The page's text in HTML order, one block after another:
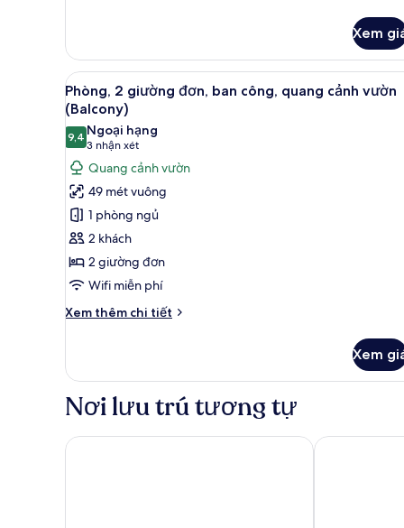
vườn
(Balcony)
Phòng
Suite,
1
giường
cỡ
king,
ban
công,
quang
cảnh
vườn
(Balcony)
Xem
Xem
tất
cả
ảnh
Phòng,
2
giường
đơn,
ban
công,
quang
cảnh
Bộ đồ giường cao cấp, chăn
9
Phòng, 2 giường đơn, ban công, quang cảnh vườn
(Balcony)
9,49,4 trên 10
Ngoại hạng
3 nhận xét
(3
nhận
xét)
Quang cảnh vườn
49 mét vuông
1 phòng ngủ
2 khách
2 giường đơn
Wifi miễn phí
Xem thêm chi tiết
Chi
Phòng,
giường
ban
Xem
Nơi lưu trú tương tự
Maya Ubud Resort and Spa Sthala, A